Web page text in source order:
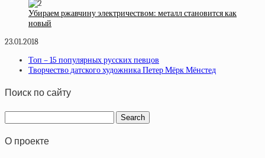
Убираем ржавчину электричеством: металл становится как
новый
23.01.2018
Топ – 15 популярных русских певцов
Творчество датского художника Петер Мёрк Мёнстед
Поиск по сайту
О проекте